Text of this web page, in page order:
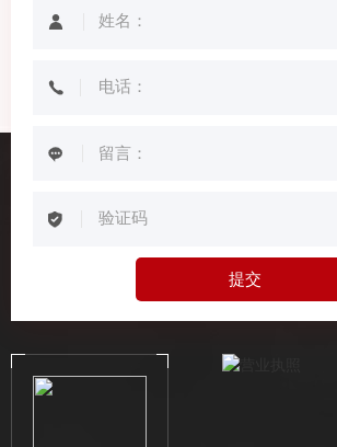
提交